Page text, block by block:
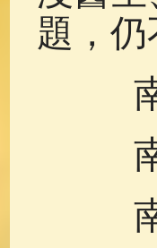
題，
南
南
南